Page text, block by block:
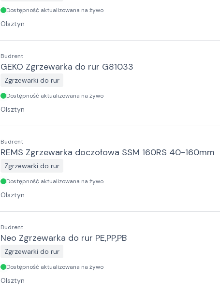
Dostępność aktualizowana na żywo
Olsztyn
Budrent
GEKO Zgrzewarka do rur G81033
Zgrzewarki do rur
Dostępność aktualizowana na żywo
Olsztyn
Budrent
REMS Zgrzewarka doczołowa SSM 160RS 40-160mm
Zgrzewarki do rur
Dostępność aktualizowana na żywo
Olsztyn
Budrent
Neo Zgrzewarka do rur PE,PP,PB
Zgrzewarki do rur
Dostępność aktualizowana na żywo
Olsztyn